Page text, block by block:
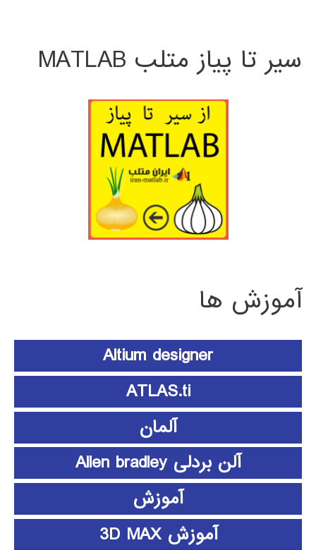
سیر تا پیاز متلب MATLAB
آموزش ها
Altium designer
ATLAS.ti
آلمان
آلن بردلی Allen bradley
آموزش
آموزش 3D MAX